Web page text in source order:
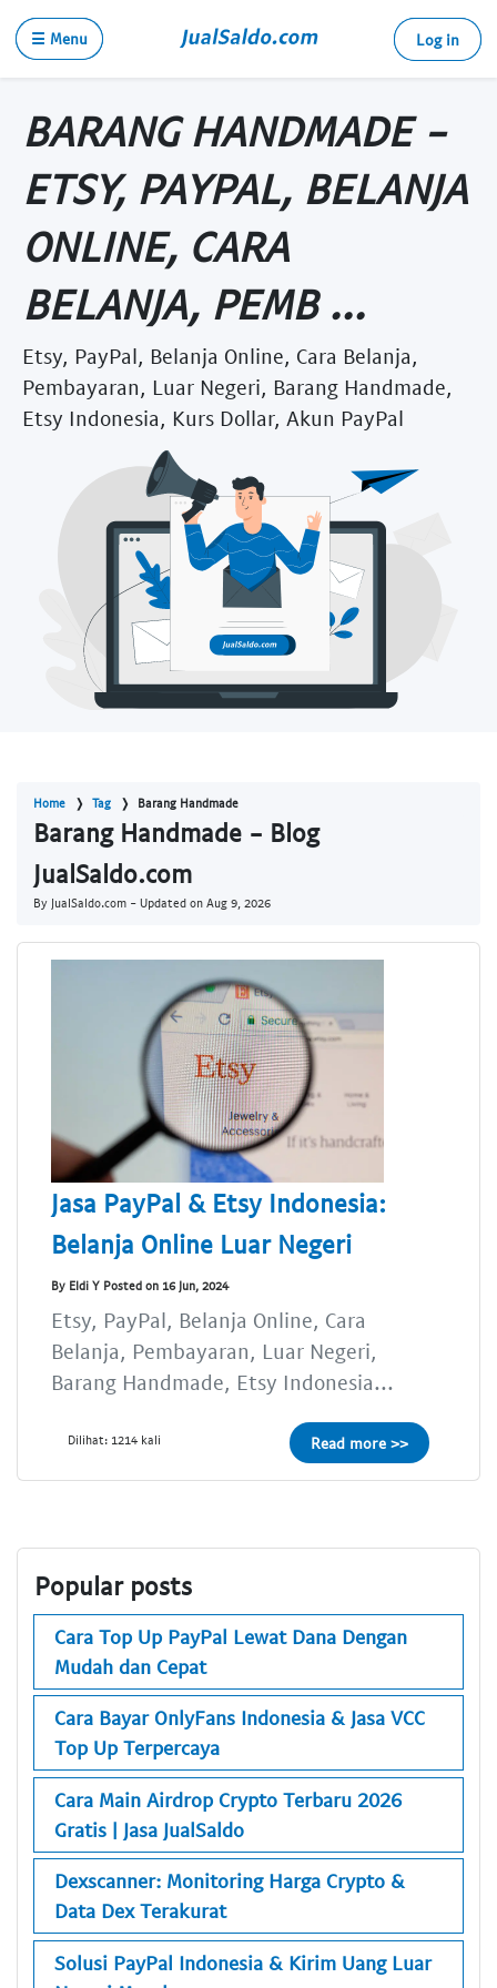
☰ Menu Log in
BARANG HANDMADE -
ETSY, PAYPAL, BELANJA
ONLINE, CARA
BELANJA, PEMB ...
Etsy, PayPal, Belanja Online, Cara Belanja,
Pembayaran, Luar Negeri, Barang Handmade,
Etsy Indonesia, Kurs Dollar, Akun PayPal
Home Tag Barang Handmade
Barang Handmade - Blog
JualSaldo.com
By JualSaldo.com - Updated on Aug 9, 2026
Jasa PayPal & Etsy Indonesia:
Belanja Online Luar Negeri
By Eldi Y Posted on 16 Jun, 2024
Etsy, PayPal, Belanja Online, Cara
Belanja, Pembayaran, Luar Negeri,
Barang Handmade, Etsy Indonesia...
Dilihat: 1214 kali Read more >>
Popular posts
Cara Top Up PayPal Lewat Dana Dengan
Mudah dan Cepat
Cara Bayar OnlyFans Indonesia & Jasa VCC
Top Up Terpercaya
Cara Main Airdrop Crypto Terbaru 2026
Gratis | Jasa JualSaldo
Dexscanner: Monitoring Harga Crypto &
Data Dex Terakurat
Solusi PayPal Indonesia & Kirim Uang Luar